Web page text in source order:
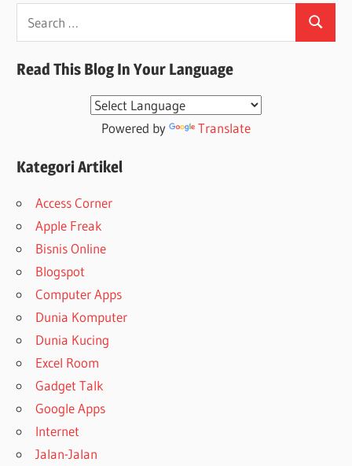
Search
Read This Blog In Your Language
Powered by Translate
Kategori Artikel
Access Corner
Apple Freak
Bisnis Online
Blogspot
Computer Apps
Dunia Komputer
Dunia Kucing
Excel Room
Gadget Talk
Google Apps
Internet
Jalan-Jalan